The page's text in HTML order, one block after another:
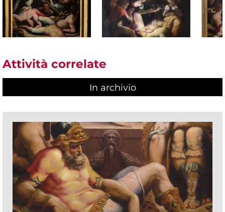
Attività correlate
In archivio